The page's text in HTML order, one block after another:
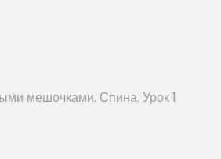
мешочками. Спина. Урок 1